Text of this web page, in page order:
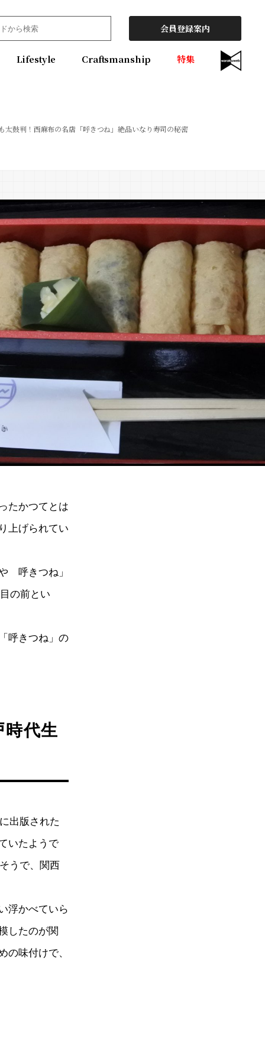
会員登録案内
Lifestyle Craftsmanship 特集
太鼓判！西麻布の名店「呼きつね」絶品いなり寿司の秘密
たかつてとは
上げられてい
呼きつね」
の前とい
呼きつね」の
代生
出版された
いたようで
うで、関西
浮かべていら
したのが関
の味付けで、